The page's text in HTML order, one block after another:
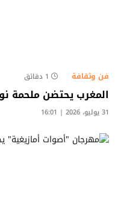
فن وثقافة 1 دقائق
المغرب يحتضن ملحمة
31 يوليو، 2026 | 16:01